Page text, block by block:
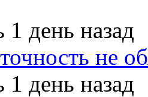
1 день назад
не
1 день назад